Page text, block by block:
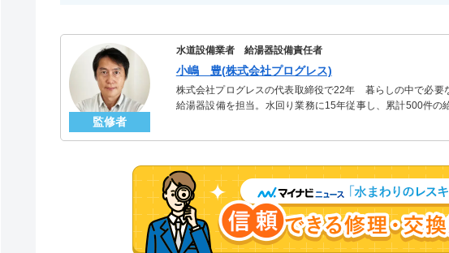
監修者
水道設備業者 給湯器設備責任者
小嶋 豊(株式会社プログレス)
株式会社プログレスの代表取締役で22年 暮らしの中で必要
給湯器設備を担当。水回り業務に15年従事し、累計500件